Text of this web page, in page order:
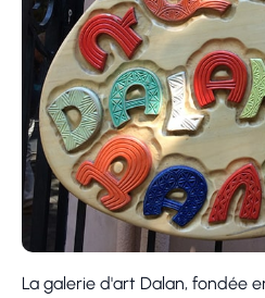
La galerie d'art Dalan, fondée